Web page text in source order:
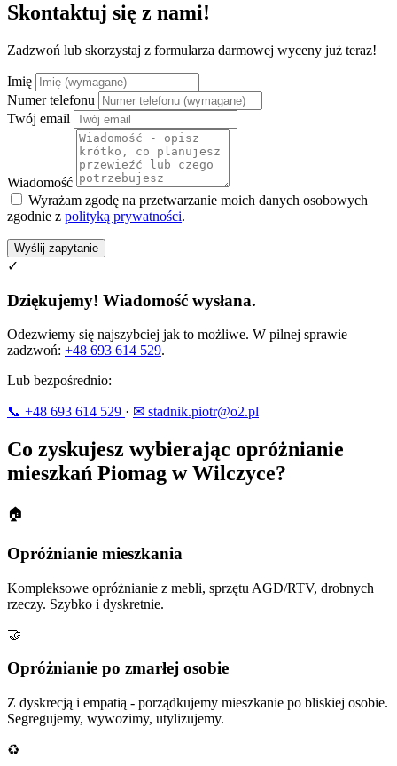
Skontaktuj się z nami!
Zadzwoń lub skorzystaj z formularza darmowej wyceny już teraz!
Imię
Numer telefonu
Twój email
Wiadomość
Wyrażam zgodę na przetwarzanie moich danych osobowych
zgodnie z polityką prywatności.
Wyślij zapytanie
✓
Dziękujemy! Wiadomość wysłana.
Odezwiemy się najszybciej jak to możliwe. W pilnej sprawie
zadzwoń: +48 693 614 529.
Lub bezpośrednio:
📞 +48 693 614 529 · ✉ stadnik.piotr@o2.pl
Co zyskujesz wybierając opróżnianie
mieszkań Piomag w Wilczyce?
🏠
Opróżnianie mieszkania
Kompleksowe opróżnianie z mebli, sprzętu AGD/RTV, drobnych
rzeczy. Szybko i dyskretnie.
🤝
Opróżnianie po zmarłej osobie
Z dyskrecją i empatią - porządkujemy mieszkanie po bliskiej osobie.
Segregujemy, wywozimy, utylizujemy.
♻️